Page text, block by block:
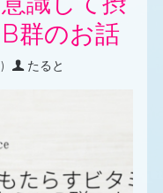
群のお話
たると